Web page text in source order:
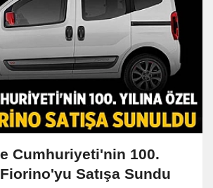
Cumhuriyeti'nin 100.
Fiorino'yu Satışa Sundu